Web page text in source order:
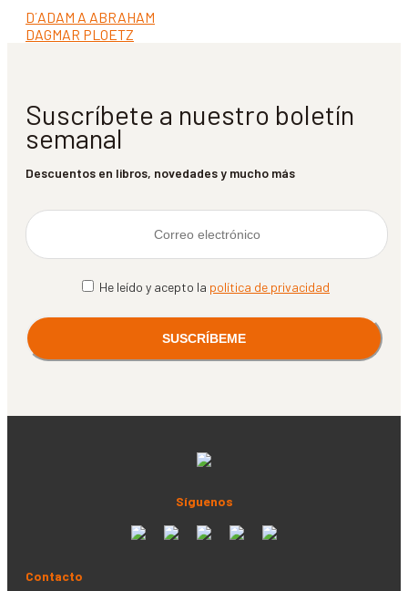
Navegación
de
Anterior:
D´ADAM A ABRAHAM
Siguiente:
DAGMAR PLOETZ
Suscríbete a nuestro boletín
semanal
Descuentos en libros, novedades y mucho más
He leído y acepto la política de privacidad
Síguenos
Contacto